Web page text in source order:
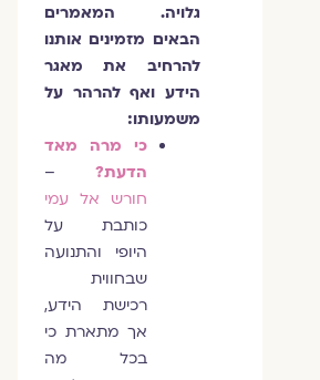
גלויה. המאמרים
הבאים מזמינים אותנו
להרחיב את מאגר
הידע ואף להרהר על
משמעותו:
כי מרה מאד
הדעת?–
חורש אל עמי
כותבת על
היופי והתנועה
שבחווית
רכישת הידע,
אך מתארת כי
בכל מה